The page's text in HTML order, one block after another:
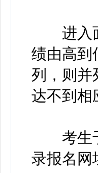
进入面
绩由高到
列，则并
达不到相
考生于
录报名网